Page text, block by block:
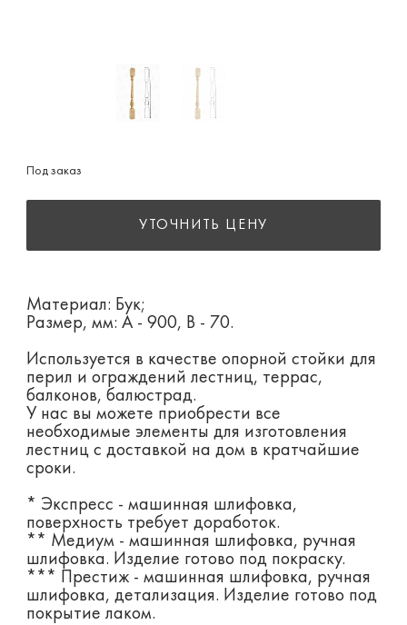
Под заказ
УТОЧНИТЬ ЦЕНУ
Материал: Бук;
Размер, мм: А - 900, B - 70.
Используется в качестве опорной стойки для
перил и ограждений лестниц, террас,
балконов, балюстрад.
У нас вы можете приобрести все
необходимые элементы для изготовления
лестниц с доставкой на дом в кратчайшие
сроки.
* Экспресс - машинная шлифовка,
поверхность требует доработок.
** Медиум - машинная шлифовка, ручная
шлифовка. Изделие готово под покраску.
*** Престиж - машинная шлифовка, ручная
шлифовка, детализация. Изделие готово под
покрытие лаком.